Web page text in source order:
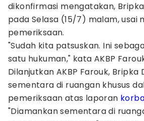
dikonfirmasi mengatakan,
pada Selasa (15/7) malam, usai
pemeriksaan.
"Sudah kita patsuskan. Ini
satu hukuman," kata AKBP
Dilanjutkan AKBP Farouk, Bripka
sementara di ruangan khusus
pemeriksaan atas laporan
"Diamankan sementara di